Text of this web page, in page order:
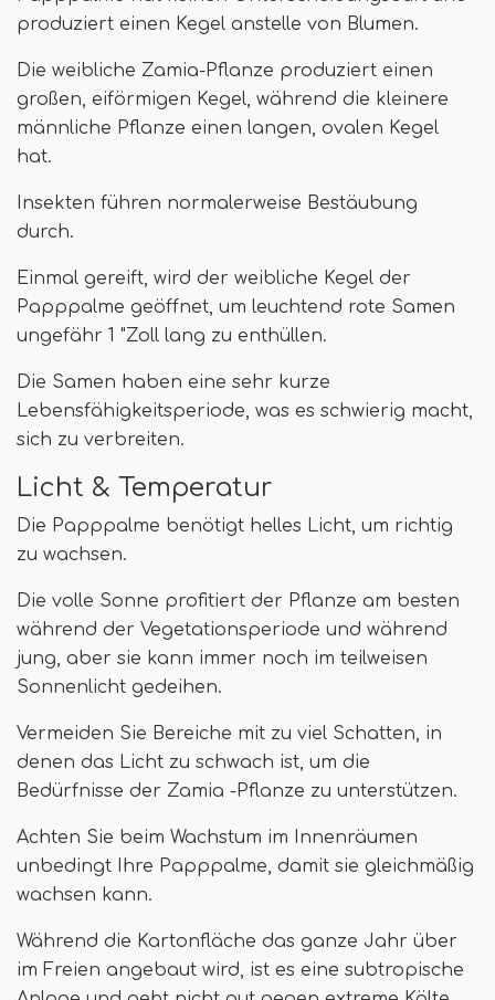
produziert einen Kegel anstelle von Blumen.
Die weibliche Zamia-Pflanze produziert einen
großen, eiförmigen Kegel, während die kleinere
männliche Pflanze einen langen, ovalen Kegel
hat.
Insekten führen normalerweise Bestäubung
durch.
Einmal gereift, wird der weibliche Kegel der
Papppalme geöffnet, um leuchtend rote Samen
ungefähr 1 "Zoll lang zu enthüllen.
Die Samen haben eine sehr kurze
Lebensfähigkeitsperiode, was es schwierig macht,
sich zu verbreiten.
Licht & Temperatur
Die Papppalme benötigt helles Licht, um richtig
zu wachsen.
Die volle Sonne profitiert der Pflanze am besten
während der Vegetationsperiode und während
jung, aber sie kann immer noch im teilweisen
Sonnenlicht gedeihen.
Vermeiden Sie Bereiche mit zu viel Schatten, in
denen das Licht zu schwach ist, um die
Bedürfnisse der Zamia -Pflanze zu unterstützen.
Achten Sie beim Wachstum im Innenräumen
unbedingt Ihre Papppalme, damit sie gleichmäßig
wachsen kann.
Während die Kartonfläche das ganze Jahr über
im Freien angebaut wird, ist es eine subtropische